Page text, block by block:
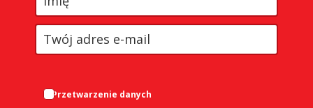
Przetwarzenie danych